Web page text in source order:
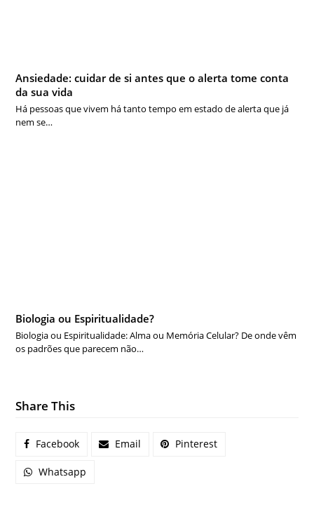
Ansiedade: cuidar de si antes que o alerta tome conta
da sua vida
Há pessoas que vivem há tanto tempo em estado de alerta que já
nem se…
Biologia ou Espiritualidade?
Biologia ou Espiritualidade: Alma ou Memória Celular? De onde vêm
os padrões que parecem não…
Share This
Facebook Email Pinterest
Whatsapp